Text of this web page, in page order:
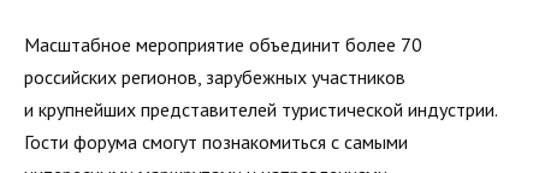
Масштабное мероприятие объединит более 70
российских регионов, зарубежных участников
и крупнейших представителей туристической индустрии.
Гости форума смогут познакомиться с самыми